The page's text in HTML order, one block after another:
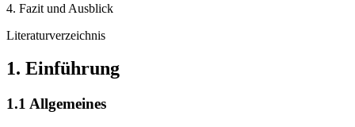
4. Fazit und Ausblick
Literaturverzeichnis
1. Einführung
1.1 Allgemeines